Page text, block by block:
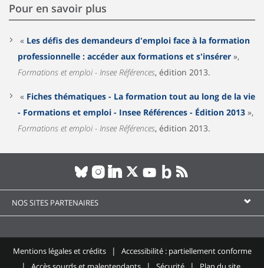
Pour en savoir plus
« Les défis des demandeurs d'emploi face à la formation
professionnelle : accéder aux formations et s'insérer »,
Formations et emploi - Insee Références, édition 2013.
« Fiches thématiques - La formation tout au long de la vie
- Formations et emploi - Insee Références - Édition 2013 »,
Formations et emploi - Insee Références, édition 2013.
NOS SITES PARTENAIRES
Mentions légales et crédits
Accessibilité : partiellement conforme